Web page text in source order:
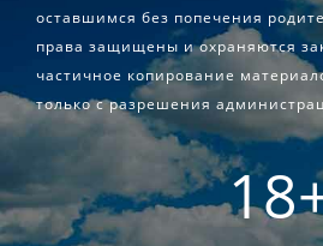
оставшимся без попечения
права защищены и охраняются
частичное копирование
только с разрешения